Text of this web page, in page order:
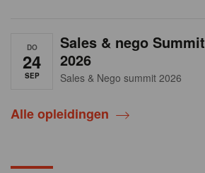
DO
24
SEP
Sales & nego Summit
2026
Sales & Nego summit 2026
Alle opleidingen